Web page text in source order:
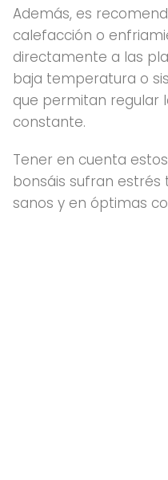
Además, es
calefacción o
directamente a las
baja temperatura o
que permitan
constante.
Tener en cuenta
bonsáis sufran
sanos y en óptimas